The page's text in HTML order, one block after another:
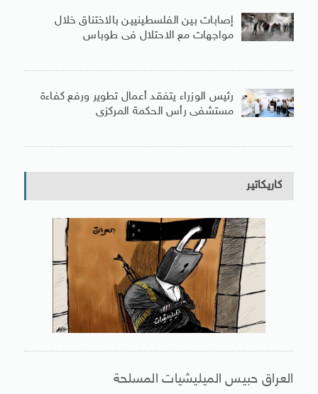
إصابات بين الفلسطينيين بالاختناق خلال
مواجهات مع الاحتلال فى طوباس
رئيس الوزراء يتفقد أعمال تطوير ورفع كفاءة
مستشفى رأس الحكمة المركزى
كاريكاتير
العراق حبيس الميليشيات المسلحة